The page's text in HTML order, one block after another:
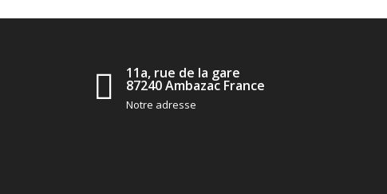
11a, rue de la gare
87240 Ambazac France
Notre adresse